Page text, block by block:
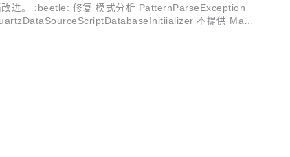
进。 :beetle: 修复 模式分析 PatternParseException
不提供 Maria